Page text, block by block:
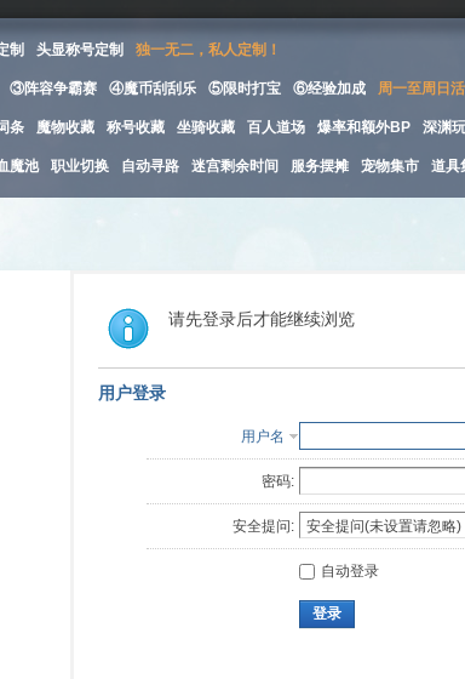
制 头显称号定制 独一无二，私人定制！
③阵容争霸赛 ④魔币刮刮乐 ⑤限时打宝 ⑥经验加成 周一至周日
条 魔物收藏 称号收藏 坐骑收藏 百人道场 爆率和额外BP 深渊
魔池 职业切换 自动寻路 迷宫剩余时间 服务摆摊 宠物集市 道具
请先登录后才能继续浏览
用户登录
用户名
密码:
安全提问:
自动登录
登录